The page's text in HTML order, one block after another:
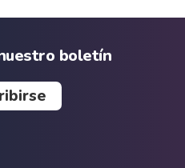
boletín